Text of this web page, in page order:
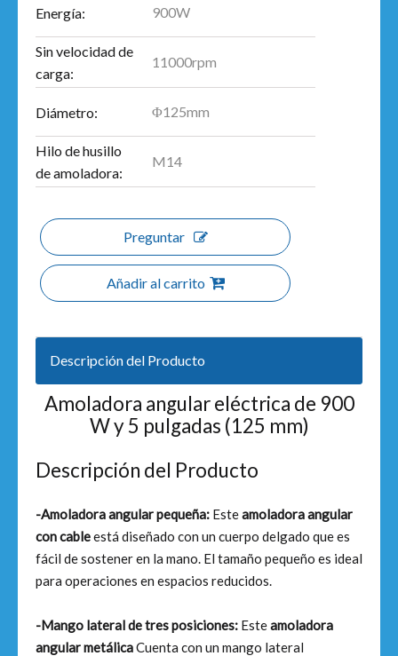
Energía: 900W
Sin velocidad de
carga:
11000rpm
Diámetro: Φ125mm
Hilo de husillo
de amoladora:
M14
Preguntar
Añadir al carrito
Descripción del Producto
Amoladora angular eléctrica de 900
W y 5 pulgadas (125 mm)
Descripción del Producto
-Amoladora angular pequeña: Esteamoladora angular
con cableestá diseñado con un cuerpo delgado que es
fácil de sostener en la mano. El tamaño pequeño es ideal
para operaciones en espacios reducidos.
-Mango lateral de tres posiciones: Esteamoladora
angular metálicaCuenta con un mango lateral